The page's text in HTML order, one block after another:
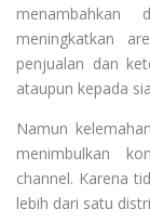
meningkatkan
penjualan dan
ataupun kepada
Namun
menimbulkan
channel. Karena
lebih dari satu